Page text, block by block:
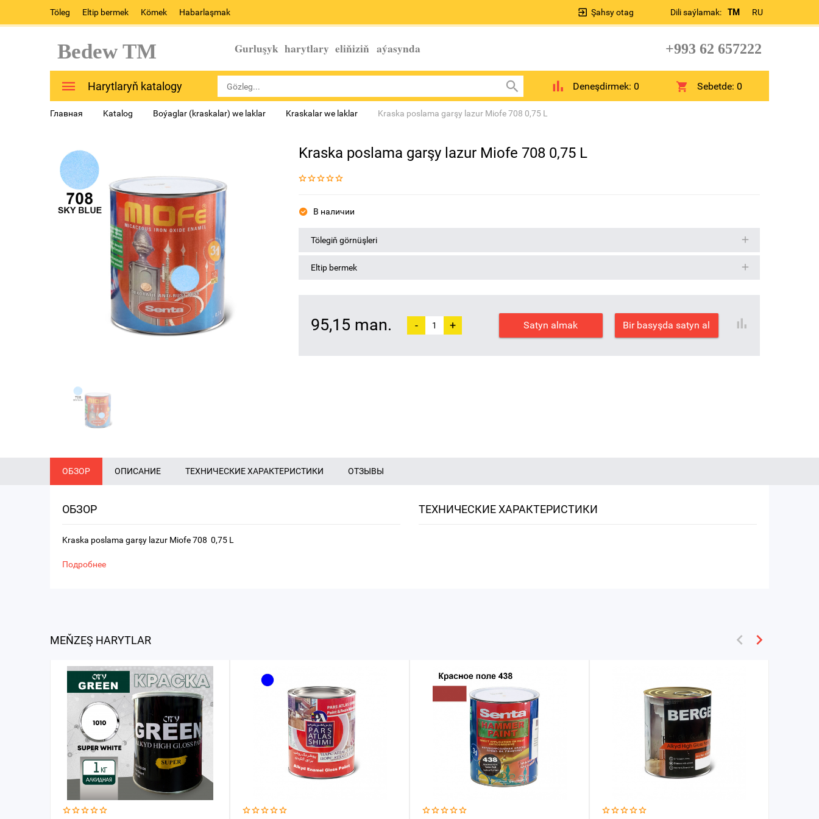
Töleg Eltip bermek Kömek Habarlaşmak Dili saýlamak: TM RU
Şahsy otag
Bedew TM Gurluşyk harytlary eliňiziň aýasynda +993 62 657222
Harytlaryň katalogy Deneşdirmek: 0 Sebetde:0
Главная Katalog Boýaglar (kraskalar) we laklar Kraskalar we laklar Kraska poslama garşy lazur Miofe 708 0,75 L
Kraska poslama garşy lazur Miofe 708 0,75 L
В наличии
Tölegiň görnüşleri
Eltip bermek
95,15 man. - + Satyn almak Bir basyşda satyn al
ОБЗОР ОПИСАНИЕ ТЕХНИЧЕСКИЕ ХАРАКТЕРИСТИКИ ОТЗЫВЫ
ОБЗОР
Kraska poslama garşy lazur Miofe 708 0,75 L
Подробнее
ТЕХНИЧЕСКИЕ ХАРАКТЕРИСТИКИ
MEŇZEŞ HARYTLAR